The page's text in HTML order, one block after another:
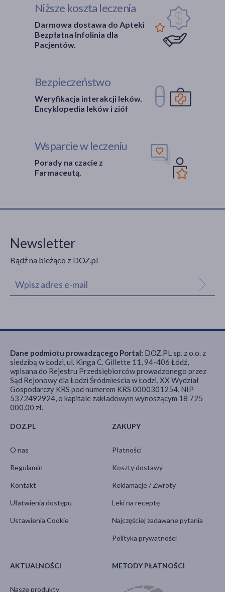
Niższe koszta leczenia
Darmowa dostawa do Apteki
Bezpłatna Infolinia dla
Pacjentów.
Bezpieczeństwo
Weryfikacja interakcji leków.
Encyklopedia leków i ziół
Wsparcie w leczeniu
Porady na czacie z
Farmaceutą.
Newsletter
Bądź na bieżąco z DOZ.pl
DOZ.PL
O nas
Regulamin
Kontakt
Ułatwienia dostępu
Ustawienia Cookie
ZAKUPY
Płatności
Koszty dostawy
Reklamacje / Zwroty
Leki na receptę
Najczęściej zadawane pytania
Polityka prywatności
AKTUALNOŚCI
Nasze produkty
METODY PŁATNOŚCI
Dane podmiotu prowadzącego Portal: DOZ.PL sp. z o.o. z
siedzibą w Łodzi, ul. Kinga C. Gillette 11, 94-406 Łódź,
wpisana do Rejestru Przedsiębiorców prowadzonego przez
Sąd Rejonowy dla Łodzi Śródmieścia w Łodzi, XX Wydział
Gospodarczy KRS pod numerem KRS 0000301254, NIP
5372492924, o kapitale zakładowym wynoszącym 18 725
000,00 zł.